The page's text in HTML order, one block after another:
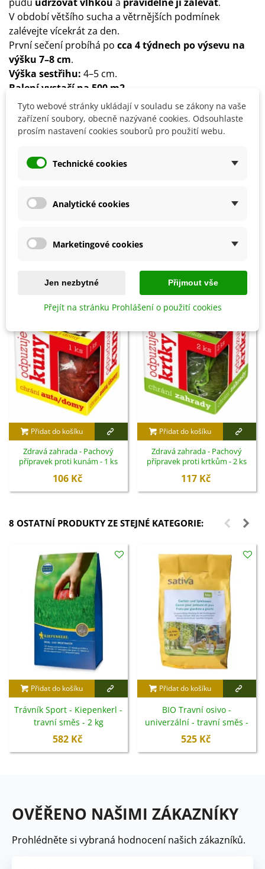
V období většího sucha a větrnějších podmínek
zalévejte vícekrát za den.
První sečení probíhá po cca 4 týdnech po výsevu na
výšku 7–8 cm.
Výška sestřihu: 4–5 cm.
Balení vystačí na 500 m2.
Složení:Lolium perenne Pollen (20 %), Lolium perenne
Turfsun (15 %), Lolium perenne Colettad (20 %), Festuca
rubra comm Mission (15 %), Festuca rubra trhich
Limousine (10 %).
Pokud některá komponenta není skladem, výrobce ji
Přidat do košíku
Zdravá zahrada - Pachový
přípravek proti kunám - 1 ks
106 Kč
Přidat do košíku
Zdravá zahrada - Pachový
přípravek proti krtkům - 2 ks
117 Kč
8 OSTATNÍ PRODUKTY ZE STEJNÉ KATEGORIE:
Přidat do košíku
Trávník Sport - Kiepenkerl -
travní směs - 2 kg
582 Kč
Přidat do košíku
BIO Travní osivo -
univerzální - travní směs -
Sativa - 500 g
525 Kč
OVĚŘENO NAŠIMI ZÁKAZNÍKY
Prohlédněte si vybraná hodnocení našich zákazníků.
Tyto webové stránky ukládají v souladu se zákony na vaše
zařízení soubory, obecně nazývané cookies. Odsouhlaste
prosím nastavení cookies souborů pro použití webu.
Technické cookies
Analytické cookies
Marketingové cookies
Jen nezbytné Přijmout vše
Přejít na stránku Prohlášení o použití cookies